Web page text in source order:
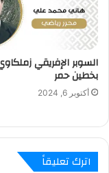
السوبر الإفريقي
بخطين حمر
أكتوبر 6, 2024
اترك تعليقاً